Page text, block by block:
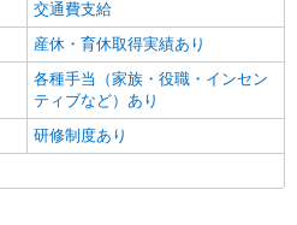
交通費支給
産休・育休取得実績あり
各種手当（家族・役職・インセン
ティブなど）あり
研修制度あり